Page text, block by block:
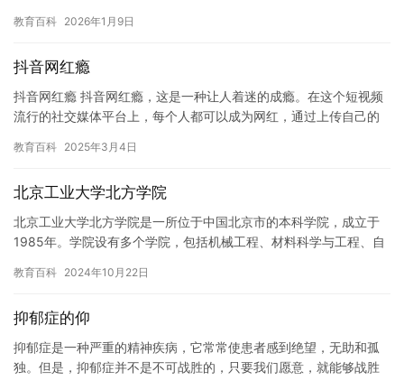
教育百科 2026年1月9日
抖音网红瘾
抖音网红瘾 抖音网红瘾，这是一种让人着迷的成瘾。在这个短视频
流行的社交媒体平台上，每个人都可以成为网红，通过上传自己的
了许…
教育百科 2025年3月4日
北京工业大学北方学院
北京工业大学北方学院是一所位于中国北京市的本科学院，成立于
1985年。学院设有多个学院，包括机械工程、材料科学与工程、自
秀…
教育百科 2024年10月22日
抑郁症的仰
抑郁症是一种严重的精神疾病，它常常使患者感到绝望，无助和孤
独。但是，抑郁症并不是不可战胜的，只要我们愿意，就能够战胜